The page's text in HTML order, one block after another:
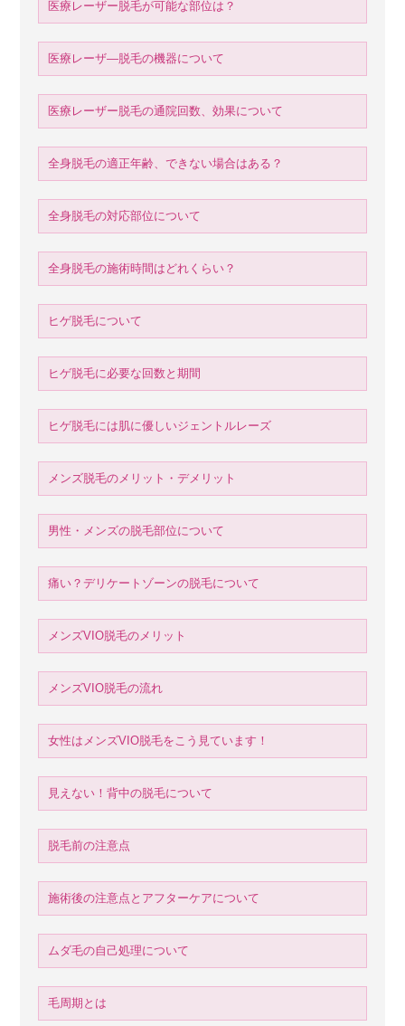
医療レーザー脱毛が可能な部位は？
医療レーザ―脱毛の機器について
医療レーザー脱毛の通院回数、効果について
全身脱毛の適正年齢、できない場合はある？
全身脱毛の対応部位について
全身脱毛の施術時間はどれくらい？
ヒゲ脱毛について
ヒゲ脱毛に必要な回数と期間
ヒゲ脱毛には肌に優しいジェントルレーズ
メンズ脱毛のメリット・デメリット
男性・メンズの脱毛部位について
痛い？デリケートゾーンの脱毛について
メンズVIO脱毛のメリット
メンズVIO脱毛の流れ
女性はメンズVIO脱毛をこう見ています！
見えない！背中の脱毛について
脱毛前の注意点
施術後の注意点とアフターケアについて
ムダ毛の自己処理について
毛周期とは